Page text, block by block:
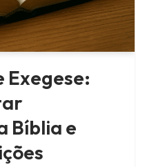
Exegese:
Bíblia e